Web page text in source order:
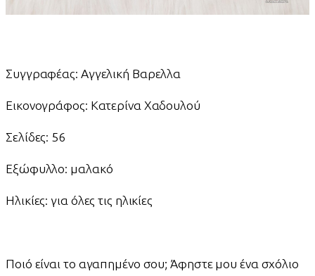
Συγγραφέας: Αγγελική Βαρελλα
Εικονογράφος: Κατερίνα Χαδουλού
Σελίδες: 56
Εξώφυλλο: μαλακό
Ηλικίες: για όλες τις ηλικίες
Ποιό είναι το αγαπημένο σου; Άφηστε μου ένα σχόλιο